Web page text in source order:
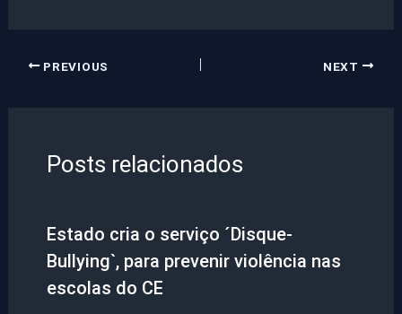
PREVIOUS NEXT
Posts relacionados
Estado cria o serviço ´Disque-
Bullying`, para prevenir violência nas
escolas do CE